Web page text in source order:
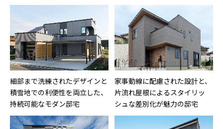
細部まで洗練されたデザインと
積雪地での利便性を両立した、
持続可能なモダン邸宅
家事動線に配慮された設計と、
片流れ屋根によるスタイリッ
シュな差別化が魅力の邸宅